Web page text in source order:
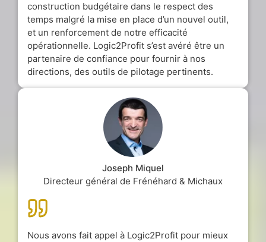
construction budgétaire dans le respect des
temps malgré la mise en place d’un nouvel outil,
et un renforcement de notre efficacité
opérationnelle. Logic2Profit s’est avéré être un
partenaire de confiance pour fournir à nos
directions, des outils de pilotage pertinents.
Joseph Miquel
Directeur général de Frénéhard & Michaux
Nous avons fait appel à Logic2Profit pour mieux